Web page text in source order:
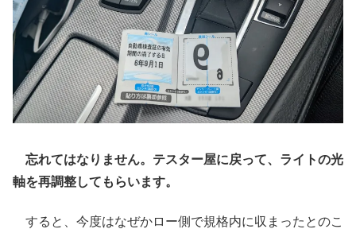
忘れてはなりません。テスター屋に戻って、ライトの光
軸を再調整してもらいます。
すると、今度はなぜかロー側で規格内に収まったとのこ